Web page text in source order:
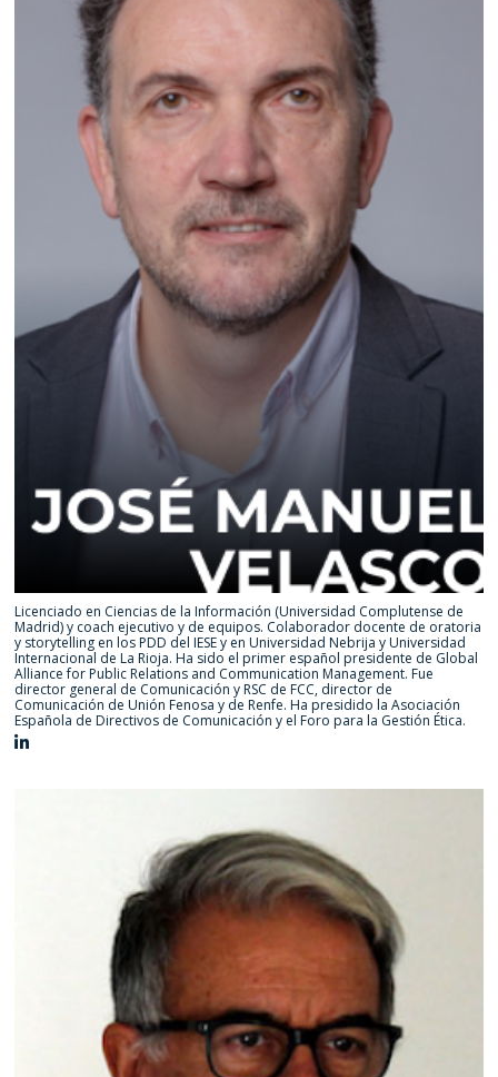
Licenciado en Ciencias de la Información (Universidad Complutense de
Madrid) y coach ejecutivo y de equipos. Colaborador docente de oratoria
y storytelling en los PDD del IESE y en Universidad Nebrija y Universidad
Internacional de La Rioja. Ha sido el primer español presidente de Global
Alliance for Public Relations and Communication Management. Fue
director general de Comunicación y RSC de FCC, director de
Comunicación de Unión Fenosa y de Renfe. Ha presidido la Asociación
Española de Directivos de Comunicación y el Foro para la Gestión Ética.